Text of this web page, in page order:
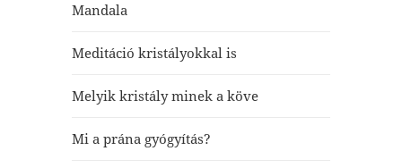
Mandala
Meditáció kristályokkal is
Melyik kristály minek a köve
Mi a prána gyógyítás?